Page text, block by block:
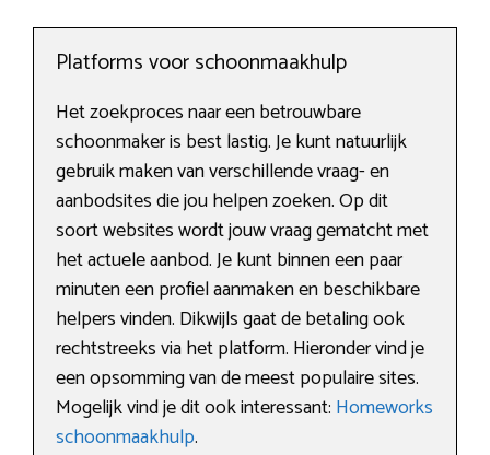
Platforms voor schoonmaakhulp
Het zoekproces naar een betrouwbare
schoonmaker is best lastig. Je kunt natuurlijk
gebruik maken van verschillende vraag- en
aanbodsites die jou helpen zoeken. Op dit
soort websites wordt jouw vraag gematcht met
het actuele aanbod. Je kunt binnen een paar
minuten een profiel aanmaken en beschikbare
helpers vinden. Dikwijls gaat de betaling ook
rechtstreeks via het platform. Hieronder vind je
een opsomming van de meest populaire sites.
Mogelijk vind je dit ook interessant: Homeworks
schoonmaakhulp.